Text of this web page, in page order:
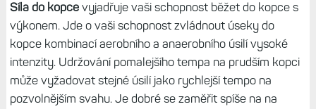
Síla do kopcevyjadřuje vaši schopnost běžet do kopce s
výkonem. Jde o vaši schopnost zvládnout úseky do
kopce kombinací aerobního a anaerobního úsilí vysoké
intenzity. Udržování pomalejšího tempa na prudším kopci
může vyžadovat stejné úsilí jako rychlejší tempo na
pozvolnějším svahu. Je dobré se zaměřit spíše na na